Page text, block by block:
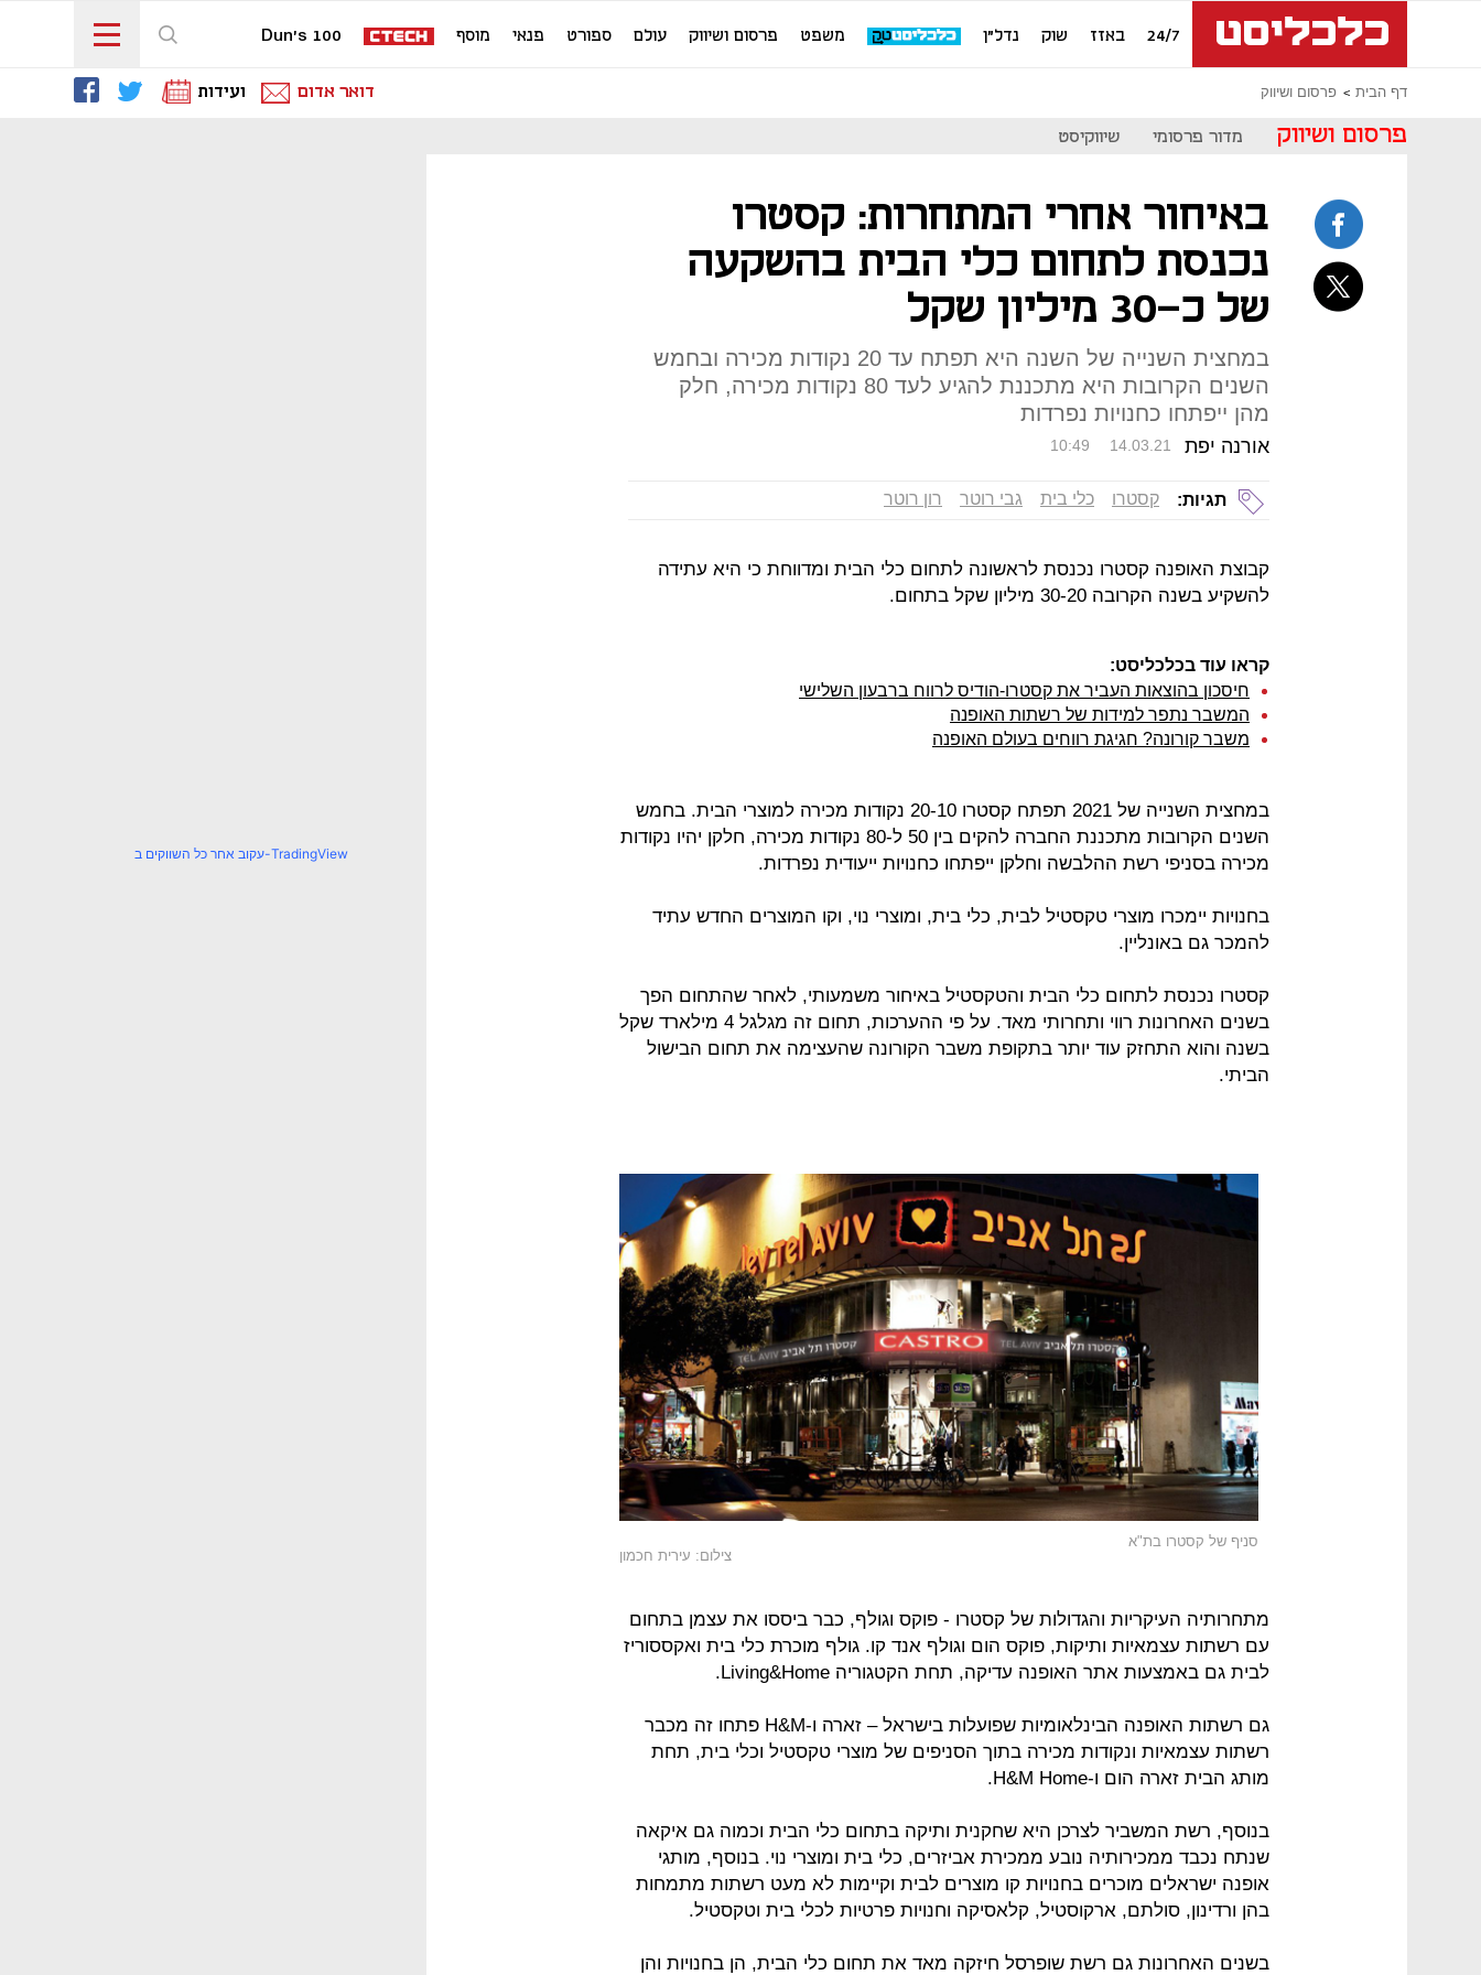
24/7 באזז שוק נדל"ן משפט פרסום ושיווק עולם ספורט פנאי מוסף Dun's 100
דף הבית פרסום ושיווק דואר אדום ועידות
פרסום ושיווק מדור פרסומי שיווקיסט
באיחור אחרי המתחרות: קסטרו
נכנסת לתחום כלי הבית בהשקעה
של כ-30 מיליון שקל
במחצית השנייה של השנה היא תפתח עד 20 נקודות מכירה ובחמש
השנים הקרובות היא מתכננת להגיע לעד 80 נקודות מכירה, חלק
מהן ייפתחו כחנויות נפרדות
אורנה יפת 10:49 14.03.21
תגיות: קסטרו כלי בית גבי רוטר רון רוטר
קבוצת האופנה קסטרו נכנסת לראשונה לתחום כלי הבית ומדווחת כי היא עתידה
להשקיע בשנה הקרובה 30-20 מיליון שקל בתחום.
קראו עוד בכלכליסט:
חיסכון בהוצאות העביר את קסטרו-הודיס לרווח ברבעון השלישי
המשבר נתפר למידות של רשתות האופנה
משבר קורונה? חגיגת רווחים בעולם האופנה
במחצית השנייה של 2021 תפתח קסטרו 20-10 נקודות מכירה למוצרי הבית. בחמש
השנים הקרובות מתכננת החברה להקים בין 50 ל-80 נקודות מכירה, חלקן יהיו נקודות
מכירה בסניפי רשת ההלבשה וחלקן ייפתחו כחנויות ייעודית נפרדות.
בחנויות יימכרו מוצרי טקסטיל לבית, כלי בית, ומוצרי נוי, וקו המוצרים החדש עתיד
להמכר גם באונליין.
קסטרו נכנסת לתחום כלי הבית והטקסטיל באיחור משמעותי, לאחר שהתחום הפך
בשנים האחרונות רווי ותחרותי מאד. על פי ההערכות, תחום זה מגלגל 4 מילארד שקל
בשנה והוא התחזק עוד יותר בתקופת משבר הקורונה שהעצימה את תחום הבישול
הביתי.
סניף של קסטרו בת"א
צילום: עירית חכמון
מתחרותיה העיקריות והגדולות של קסטרו - פוקס וגולף, כבר ביססו את עצמן בתחום
עם רשתות עצמאיות ותיקות, פוקס הום וגולף אנד קו. גולף מוכרת כלי בית ואקססוריז
לבית גם באמצעות אתר האופנה עדיקה, תחת הקטגוריה Living&Home.
גם רשתות האופנה הבינלאומיות שפועלות בישראל – זארה ו-H&M פתחו זה מכבר
רשתות עצמאיות ונקודות מכירה בתוך הסניפים של מוצרי טקסטיל וכלי בית, תחת
מותג הבית זארה הום ו-H&M Home.
בנוסף, רשת המשביר לצרכן היא שחקנית ותיקה בתחום כלי הבית וכמוה גם איקאה
שנתח נכבד ממכירותיה נובע ממכירת אביזרים, כלי בית ומוצרי נוי. בנוסף, מותגי
אופנה ישראלים מוכרים בחנויות קו מוצרים לבית וקיימות לא מעט רשתות מתמחות
בהן ורדינון, סולתם, ארקוסטיל, קלאסיקה וחנויות פרטיות לכלי בית וטקסטיל.
בשנים האחרונות גם רשת שופרסל חיזקה מאד את תחום כלי הבית, הן בחנויות והן
עקוב אחר כל השווקים ב-TradingView